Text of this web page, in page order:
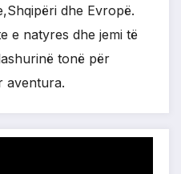
dhe Evropë.
e natyres dhe jemi të
tonë për
aventura.